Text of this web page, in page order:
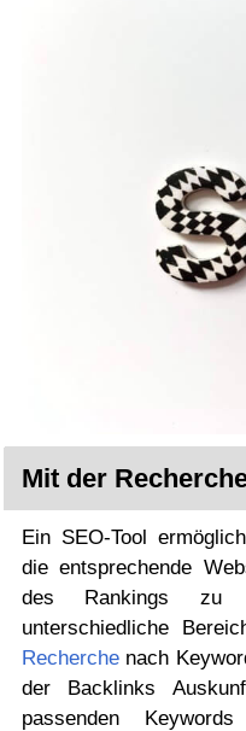
Mit der
Ein SEO-Tool
die entsprechende
des Rankings zu
unterschiedliche
Recherchenach
der Backlinks
passenden